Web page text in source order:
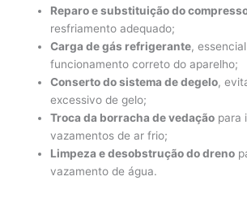
Reparo e substituição do
resfriamento adequado;
Carga de gás refrigerante,
funcionamento correto do aparelho;
Conserto do sistema de degelo,
excessivo de gelo;
Troca da borracha de vedação para
vazamentos de ar frio;
Limpeza e desobstrução do dreno
vazamento de água.